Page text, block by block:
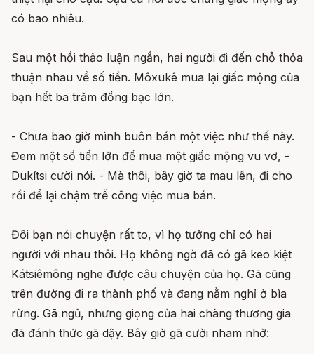
có bao nhiêu.
Sau một hồi thảo luận ngắn, hai người đi đến chỗ thỏa
thuận nhau về số tiền. Môxukê mua lại giấc mộng của
bạn hết ba trăm đồng bạc lớn.
- Chưa bao giờ mình buôn bán một việc như thế này.
Đem một số tiền lớn để mua một giấc mộng vu vơ, -
Dukítsi cười nói. - Mà thôi, bây giờ ta mau lên, đi cho
rồi để lại chậm trễ công việc mua bán.
Đôi bạn nói chuyện rất to, vì họ tưởng chỉ có hai
người với nhau thôi. Họ không ngờ đã có gã keo kiệt
Kátsiêmông nghe được câu chuyện của họ. Gã cũng
trên đường đi ra thành phố và đang nằm nghỉ ở bìa
rừng. Gã ngủ, nhưng giọng của hai chàng thương gia
đã đánh thức gã dậy. Bây giờ gã cười nham nhở: